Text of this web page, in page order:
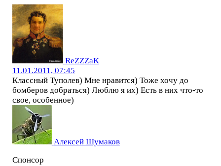
ReZZZaK
11.01.2011, 07:45
Классный Туполев) Мне нравится) Тоже хочу до
бомберов добраться) Люблю я их) Есть в них что-то
свое, особенное)
Алексей Шумаков
Спонсор